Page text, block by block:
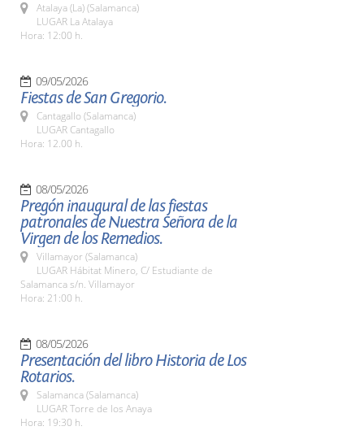
Atalaya (La) (Salamanca)
LUGAR La Atalaya
Hora: 12:00 h.
09/05/2026
Fiestas de San Gregorio.
Cantagallo (Salamanca)
LUGAR Cantagallo
Hora: 12.00 h.
08/05/2026
Pregón inaugural de las fiestas
patronales de Nuestra Señora de la
Virgen de los Remedios.
Villamayor (Salamanca)
LUGAR Hábitat Minero, C/ Estudiante de
Salamanca s/n. Villamayor
Hora: 21:00 h.
08/05/2026
Presentación del libro Historia de Los
Rotarios.
Salamanca (Salamanca)
LUGAR Torre de los Anaya
Hora: 19:30 h.